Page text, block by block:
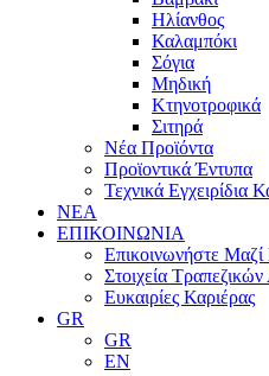
Ηλίανθος
Καλαμπόκι
Σόγια
Μηδική
Κτηνοτροφικά
Σιτηρά
Νέα Προϊόντα
Προϊοντικά Έντυπα
Τεχνικά Εγχειρίδια
ΝΕΑ
ΕΠΙΚΟΙΝΩΝΙΑ
Επικοινωνήστε
Στοιχεία
Ευκαιρίες Καριέρας
GR
GR
EN